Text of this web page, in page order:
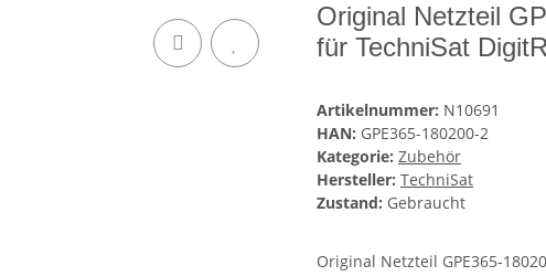
Original Netzteil
für TechniSat
Artikelnummer: N10691
HAN: GPE365-180200-2
Kategorie: Zubehör
Hersteller: TechniSat
Zustand: Gebraucht
Original Netzteil GPE365-